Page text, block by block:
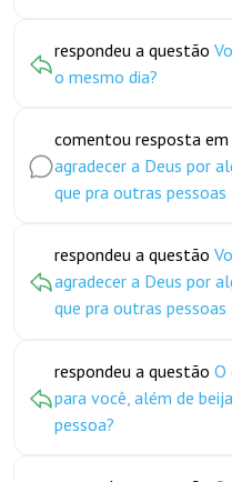
respondeu a questão
o mesmo dia?
comentou resposta em
agradecer a Deus por
que pra outras
respondeu a questão
agradecer a Deus por
que pra outras
respondeu a questão O
para você, além de
pessoa?